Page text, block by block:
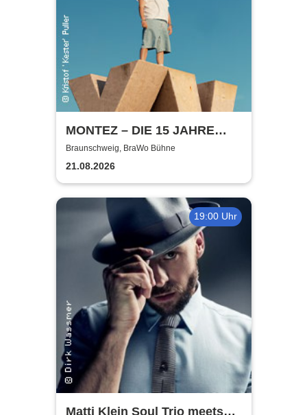
MONTEZ – DIE 15 JAHRE
MONTEZ – TOUR
Braunschweig, BraWo Bühne
21.08.2026
19:00 Uhr
Matti Klein Soul Trio meets